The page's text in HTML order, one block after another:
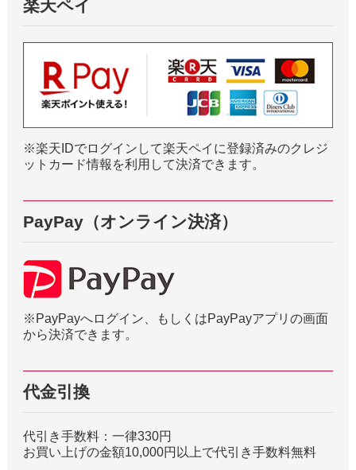
楽天ペイ
※楽天IDでログインして楽天ペイに登録済みのクレジ
ットカード情報を利用して決済できます。
PayPay（オンライン決済）
※PayPayへログイン、もしくはPayPayアプリの画面
から決済できます。
代金引換
代引き手数料：一律330円
お買い上げの金額10,000円以上で代引き手数料無料